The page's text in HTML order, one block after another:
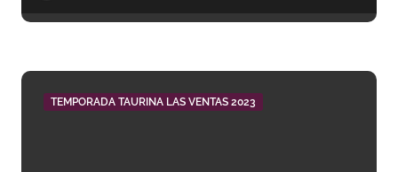
r
TEMPORADA TAURINA LAS VENTAS 2023